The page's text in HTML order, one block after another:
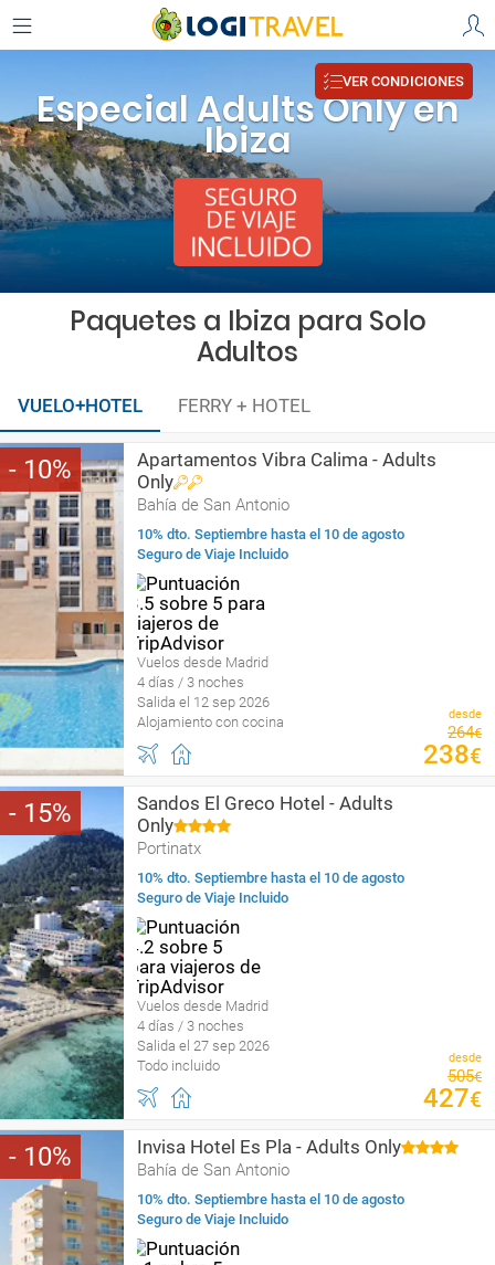
Especial Adults Only en
Ibiza
VER CONDICIONES
Paquetes a Ibiza para Solo
Adultos
VUELO+HOTEL FERRY + HOTEL
10
Apartamentos Vibra Calima - Adults
Only
Bahía de San Antonio
10% dto. Septiembre hasta el 10 de agosto
Seguro de Viaje Incluido
Vuelos desde Madrid
4 días / 3 noches
Salida el 12 sep 2026
Alojamiento con cocina
desde
264€
238€
15
Sandos El Greco Hotel - Adults
Only
Portinatx
10% dto. Septiembre hasta el 10 de agosto
Seguro de Viaje Incluido
Vuelos desde Madrid
4 días / 3 noches
Salida el 27 sep 2026
Todo incluido
desde
505€
427€
10 Invisa Hotel Es Pla - Adults Only
Bahía de San Antonio
10% dto. Septiembre hasta el 10 de agosto
Seguro de Viaje Incluido